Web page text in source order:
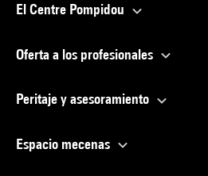
El Centre Pompidou
Oferta a los profesionales
Peritaje y asesoramiento
Espacio mecenas